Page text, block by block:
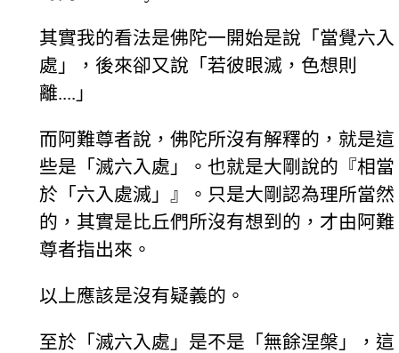
其實我的看法是佛陀一開始是說「當覺六入
處」，後來卻又說「若彼眼滅，色想則
離....」
而阿難尊者說，佛陀所沒有解釋的，就是這
些是「滅六入處」。也就是大剛說的『相當
於「六入處滅」』。只是大剛認為理所當然
的，其實是比丘們所沒有想到的，才由阿難
尊者指出來。
以上應該是沒有疑義的。
至於「滅六入處」是不是「無餘涅槃」，這